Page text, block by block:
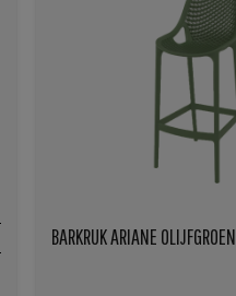
BARKRUK ARIANE OLIJFGROEN